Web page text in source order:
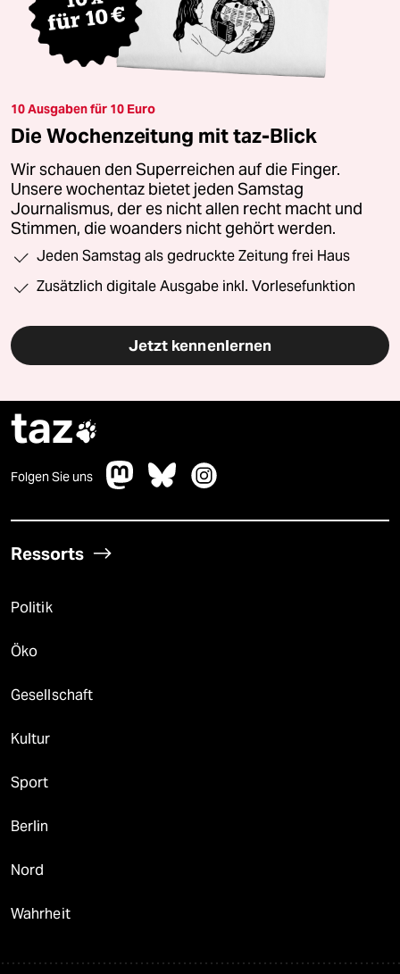
10 Ausgaben für 10 Euro
Die Wochenzeitung mit taz-Blick
Wir schauen den Superreichen auf die Finger.
Unsere wochentaz bietet jeden Samstag
Journalismus, der es nicht allen recht macht und
Stimmen, die woanders nicht gehört werden.
Jeden Samstag als gedruckte Zeitung frei Haus
Zusätzlich digitale Ausgabe inkl. Vorlesefunktion
Jetzt kennenlernen
taz
Folgen Sie uns
Ressorts
Politik
Öko
Gesellschaft
Kultur
Sport
Berlin
Nord
Wahrheit